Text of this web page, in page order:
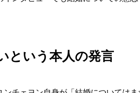
という本人の発言